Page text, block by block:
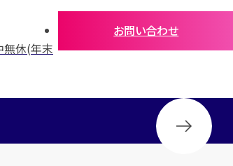
無休(年末
お問い合わせ